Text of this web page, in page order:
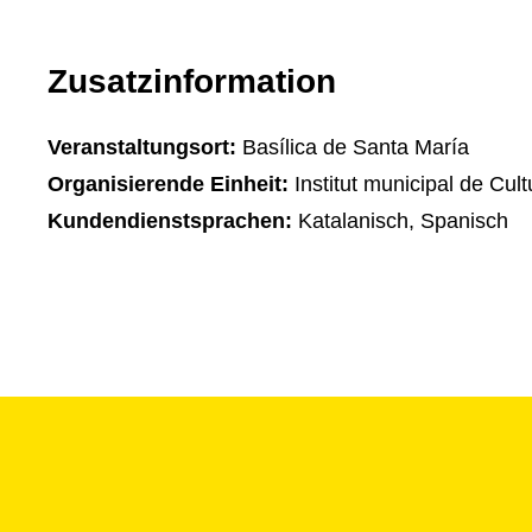
Zusatzinformation
Veranstaltungsort: Basílica de Santa María
Organisierende Einheit: Institut municipal de
Kundendienstsprachen: Katalanisch, Spanisch